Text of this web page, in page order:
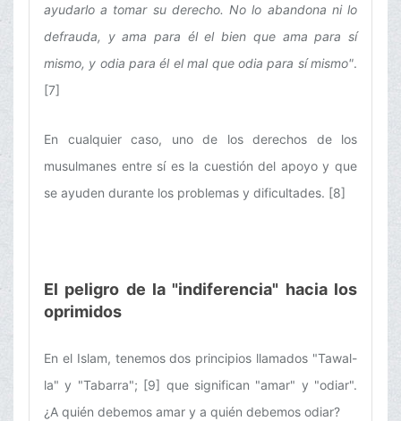
ayudarlo a tomar su derecho. No lo abandona ni lo
defrauda, y ama para él el bien que ama para sí
mismo, y odia para él el mal que odia para sí mismo".
[7]
En cualquier caso, uno de los derechos de los
musulmanes entre sí es la cuestión del apoyo y que
se ayuden durante los problemas y dificultades. [8]
El peligro de la "indiferencia" hacia los
oprimidos
En el Islam, tenemos dos principios llamados "Tawal-
la" y "Tabarra"; [9] que significan "amar" y "odiar".
¿A quién debemos amar y a quién debemos odiar?